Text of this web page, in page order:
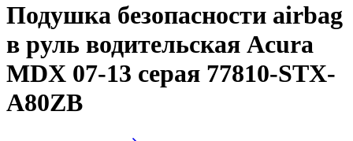
Подушка безопасности airbag
в руль водительская Acura
MDX 07-13 серая 77810-STX-
A80ZB